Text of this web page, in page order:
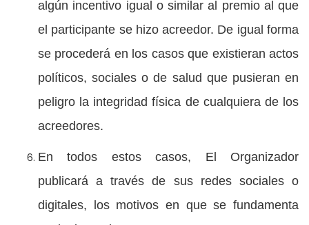
algún incentivo igual o similar al premio al que
el participante se hizo acreedor. De igual forma
se procederá en los casos que existieran actos
políticos, sociales o de salud que pusieran en
peligro la integridad física de cualquiera de los
acreedores.
En todos estos casos, El Organizador
publicará a través de sus redes sociales o
digitales, los motivos en que se fundamenta